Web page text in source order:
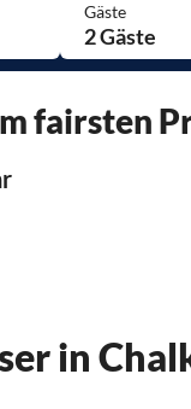
Gäste
2 Gäste
fairsten
in